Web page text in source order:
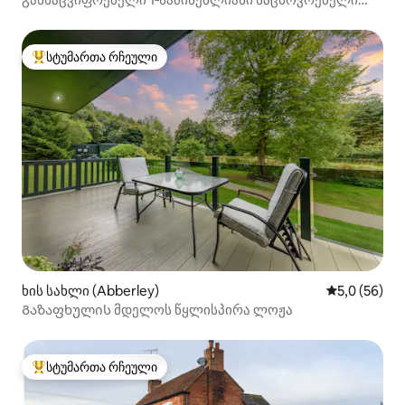
სტუმართა რჩეული მოწინავე ვარიანტი
სტუმართა რჩეული
ხის სახლი (Abberley) საშუალო
5,0 (56)
Გაზაფხულის მდელოს წყლისპირა ლოჟა
სტუმართა რჩეული მოწინავე ვარიანტი
სტუმართა რჩეული